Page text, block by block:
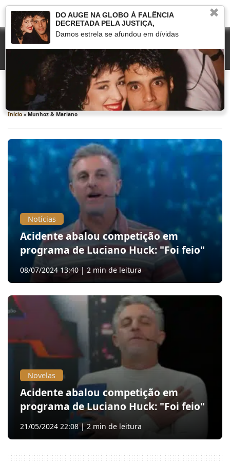
Munhoz & Mariano
Início » Munhoz & Mariano
Notícias
Acidente abalou competição em
programa de Luciano Huck: "Foi feio"
08/07/2024 13:40 | 2 min de leitura
Novelas
Acidente abalou competição em
programa de Luciano Huck: "Foi feio"
21/05/2024 22:08 | 2 min de leitura
✖
DO AUGE NA GLOBO À FALÊNCIA
DECRETADA PELA JUSTIÇA,
Damos estrela se afundou em dívidas